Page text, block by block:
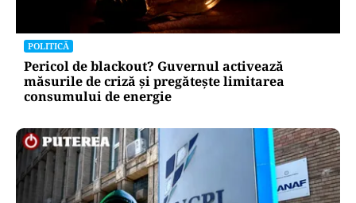
POLITICĂ
Pericol de blackout? Guvernul activează
măsurile de criză și pregătește limitarea
consumului de energie